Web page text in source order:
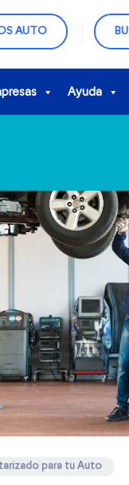
AUTO
Ayuda
para tu Auto